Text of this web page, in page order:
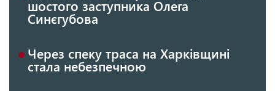
шостого заступника Олега
Синєгубова
Через спеку траса на Харківщині
стала небезпечною